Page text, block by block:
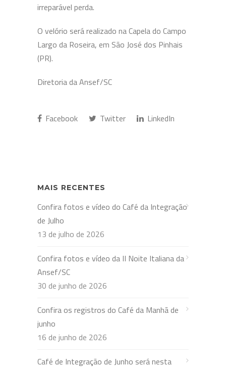
irreparável perda.
O velório será realizado na Capela do Campo
Largo da Roseira, em São José dos Pinhais
(PR).
Diretoria da Ansef/SC
Facebook Twitter LinkedIn
MAIS RECENTES
Confira fotos e vídeo do Café da Integração
de Julho
13 de julho de 2026
Confira fotos e vídeo da II Noite Italiana da
Ansef/SC
30 de junho de 2026
Confira os registros do Café da Manhã de
junho
16 de junho de 2026
Café de Integração de Junho será nesta